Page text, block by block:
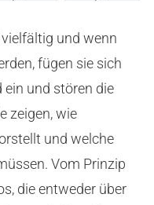
und wenn
fügen sie sich
und stören die
zeigen, wie
und welche
Vom Prinzip
die entweder über